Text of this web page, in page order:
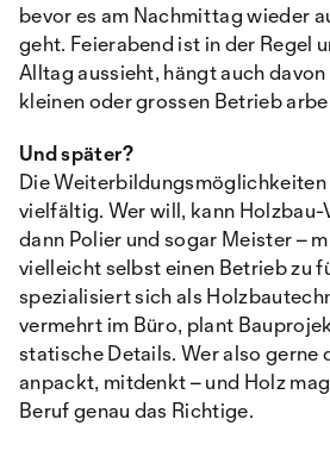
bevor es am Nachmittag wieder
geht. Feierabend ist in der Regel
Alltag aussieht, hängt auch
kleinen oder grossen Betrieb
Und später?
Die Weiterbildungsmöglichkeiten
vielfältig. Wer will, kann
dann Polier und sogar Meister –
vielleicht selbst einen Betrieb zu
spezialisiert sich als
vermehrt im Büro, plant
statische Details. Wer also gerne
anpackt, mitdenkt – und Holz
Beruf genau das Richtige.